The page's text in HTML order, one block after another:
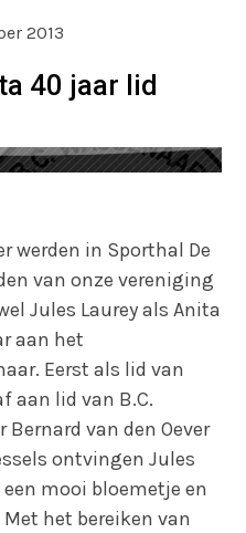
2013
40 jaar lid
werden in Sporthal De
van onze vereniging
Jules Laurey als Anita
aan het
Eerst als lid van
aan lid van B.C.
Bernard van den Oever
ontvingen Jules
mooi bloemetje en
het bereiken van